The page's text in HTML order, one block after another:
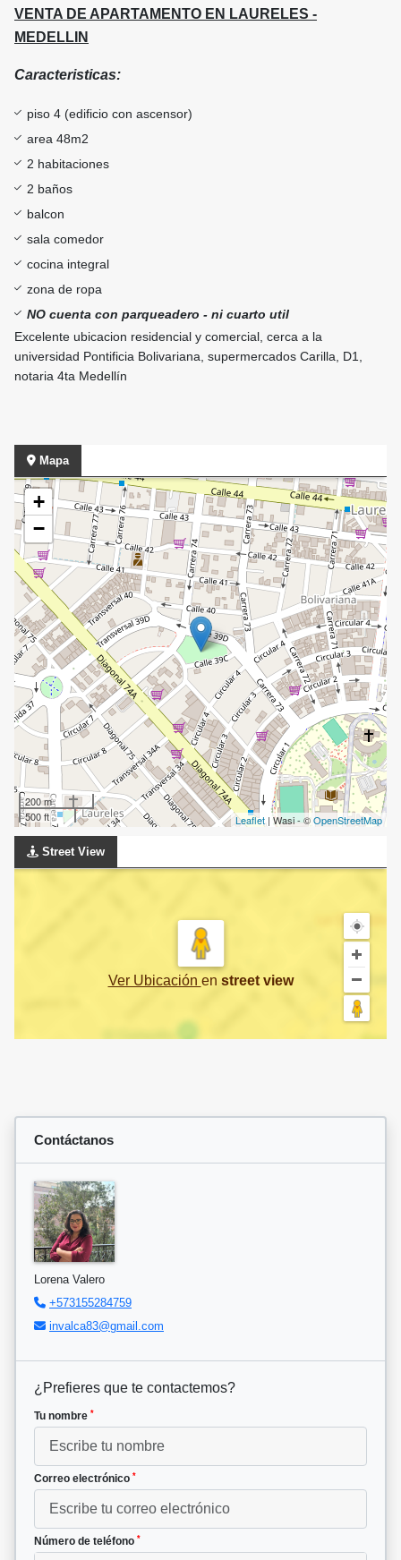
VENTA DE APARTAMENTO EN LAURELES -
MEDELLIN
Caracteristicas:
piso 4 (edificio con ascensor)
area 48m2
2 habitaciones
2 baños
balcon
sala comedor
cocina integral
zona de ropa
NO cuenta con parqueadero - ni cuarto util
Excelente ubicacion residencial y comercial, cerca a la
universidad Pontificia Bolivariana, supermercados Carilla, D1,
notaria 4ta Medellín
Mapa
+
−
200 m
500 ft
Leaflet | Wasi - ©OpenStreetMap
Street View
Ver Ubicación en street view
Contáctanos
Lorena Valero
+573155284759
invalca83@gmail.com
¿Prefieres que te contactemos?
Tu nombre *
Correo electrónico *
Número de teléfono *